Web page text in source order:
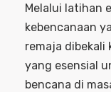
Melalui latihan
kebencanaan
remaja dibekali
yang esensial
bencana di